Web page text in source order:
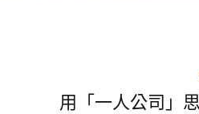
用「一人公司」